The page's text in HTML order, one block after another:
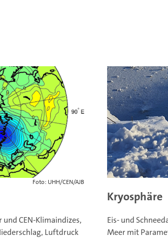
Foto: UHH/CEN/AJB
CEN-Klimaindizes,
Luftdruck
Kryosphäre
Eis- und
Meer mit